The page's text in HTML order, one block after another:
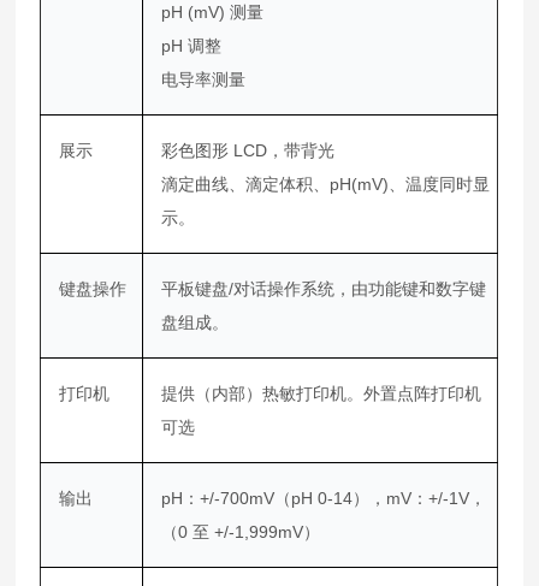
pH (mV) 测量
pH 调整
电导率测量
展示
彩色图形 LCD，带背光
滴定曲线、滴定体积、pH(mV)、温度同时显
示。
键盘操作
平板键盘/对话操作系统，由功能键和数字键
盘组成。
打印机
提供（内部）热敏打印机。外置点阵打印机
可选
输出
pH：+/-700mV（pH 0-14），mV：+/-1V，
（0 至 +/-1,999mV）